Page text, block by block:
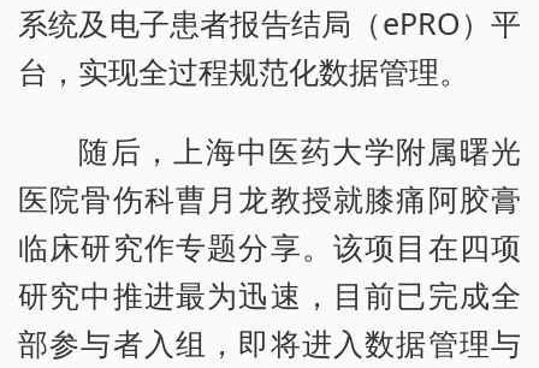
系统及电子患者报告结局（ePRO）平
台，实现全过程规范化数据管理。
随后，上海中医药大学附属曙光
医院骨伤科曹月龙教授就膝痛阿胶膏
临床研究作专题分享。该项目在四项
研究中推进最为迅速，目前已完成全
部参与者入组，即将进入数据管理与